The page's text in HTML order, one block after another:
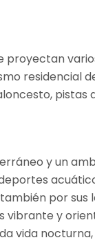
residencial
pistas
y un
por sus
vibrante y
vida